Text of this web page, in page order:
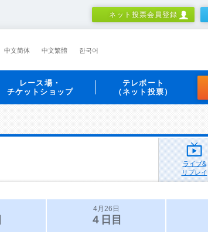
ネット投票会員登録
中文简体 中文繁體 한국어
レース場・
チケットショップ
テレボート
（ネット投票）
ライブ&
リプレイ
4月26日
４日目